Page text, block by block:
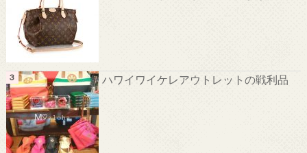
ハワイワイケレアウトレットの戦利品